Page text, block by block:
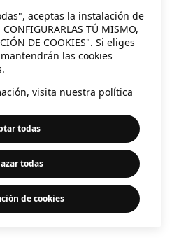
aceptas la instalación de
TÚ MISMO,
DE COOKIES". Si eliges
las cookies
visita nuestra política
todas
todas
de cookies